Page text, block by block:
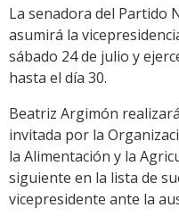
La senadora del Partido
asumirá la
sábado 24 de julio y
hasta el día 30.
Beatriz Argimón
invitada por la
la Alimentación y la
siguiente en la lista de
vicepresidente ante la